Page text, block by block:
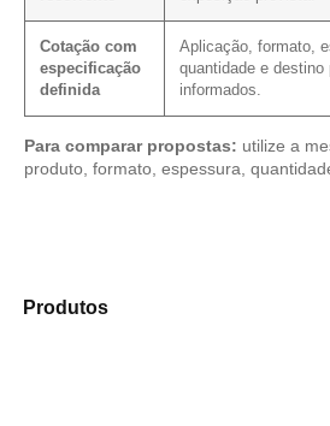
Cotação com
especificação
definida
Aplicação, formato,
quantidade e destino
informados.
Para comparar propostas: utilize a
produto, formato, espessura,
Produtose identifique o material